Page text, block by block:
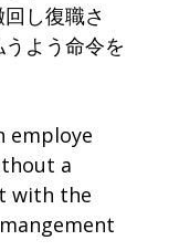
し復職さ
よう命令を
employe
a
with the